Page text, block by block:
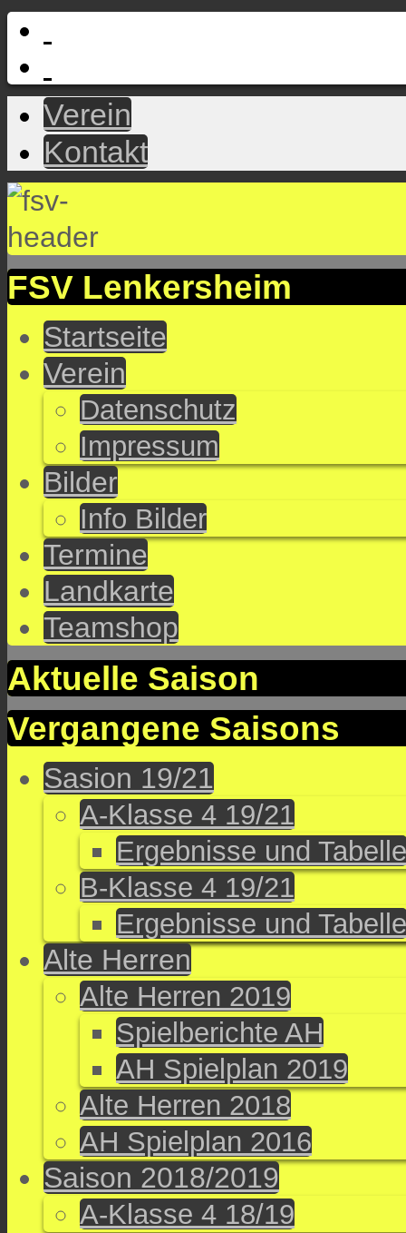
Verein
Kontakt
FSV Lenkersheim
Startseite
Verein
Datenschutz
Impressum
Bilder
Info Bilder
Termine
Landkarte
Teamshop
Aktuelle Saison
Vergangene Saisons
Sasion 19/21
A-Klasse 4 19/21
Ergebnisse und Tabelle
B-Klasse 4 19/21
Ergebnisse und Tabelle
Alte Herren
Alte Herren 2019
Spielberichte AH
AH Spielplan 2019
Alte Herren 2018
AH Spielplan 2016
Saison 2018/2019
A-Klasse 4 18/19